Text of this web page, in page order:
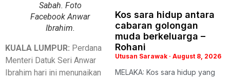
Sabah. Foto
Facebook Anwar
Ibrahim.
KUALA LUMPUR: Perdana
Menteri Datuk Seri Anwar
Ibrahim hari ini menunaikan
Kos sara hidup antara
cabaran golongan
muda berkeluarga –
Rohani
Utusan Sarawak August 8, 2026
MELAKA: Kos sara hidup yang